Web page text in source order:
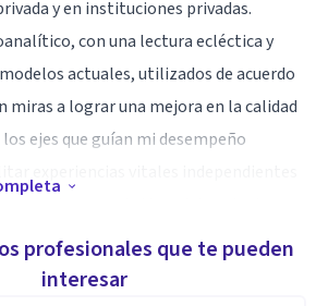
y en instituciones privadas.
con una lectura ecléctica y
actuales, utilizados de acuerdo
miras a lograr una mejora en la calidad
los ejes que guían mi desempeño
profesionales que te pueden
interesar